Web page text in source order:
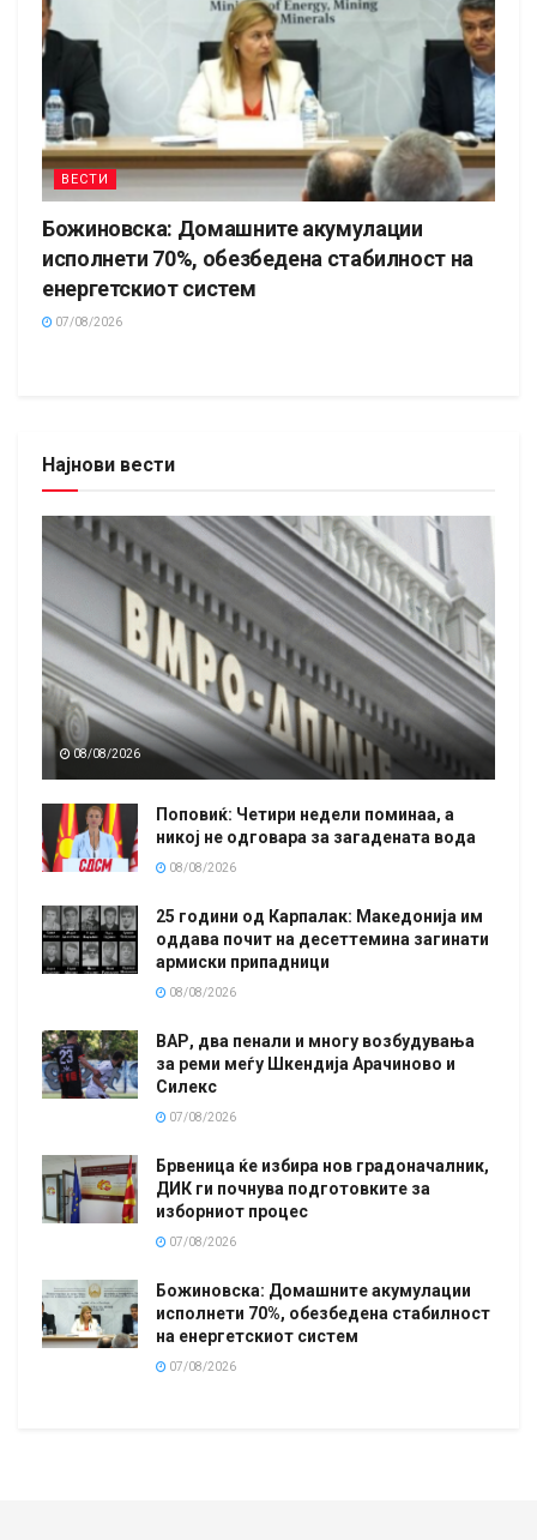
ВЕСТИ
Божиновска: Домашните акумулации
исполнети 70%, обезбедена стабилност на
енергетскиот систем
07/08/2026
Најнови вести
08/08/2026
Поповиќ: Четири недели поминаа, а
никој не одговара за загадената вода
08/08/2026
25 години од Карпалак: Македонија им
оддава почит на десеттемина загинати
армиски припадници
08/08/2026
ВАР, два пенали и многу возбудувања
за реми меѓу Шкендија Арачиново и
Силекс
07/08/2026
Брвеница ќе избира нов градоначалник,
ДИК ги почнува подготовките за
изборниот процес
07/08/2026
Божиновска: Домашните акумулации
исполнети 70%, обезбедена стабилност
на енергетскиот систем
07/08/2026